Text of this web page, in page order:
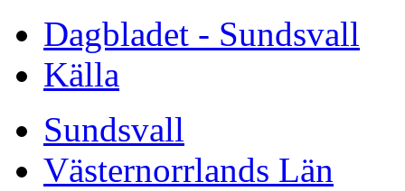
Dagbladet - Sundsvall
Källa
Sundsvall
Västernorrlands Län